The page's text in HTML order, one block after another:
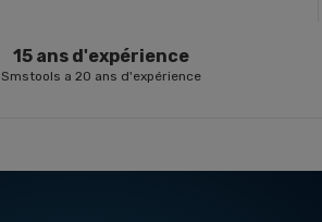
15 ans d'expérience
Smstools a 20 ans d'expérience